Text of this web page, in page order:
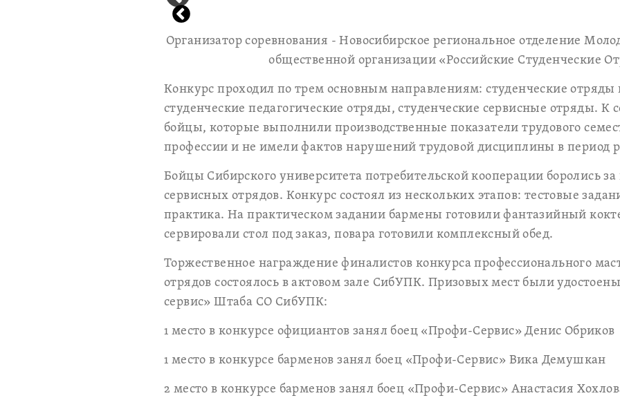
Организатор соревнования - Новосибирское региональное отделение
общественной организации «Российские Студенческие
Конкурс проходил по трем основным направлениям: студенческие отряды
студенческие педагогические отряды, студенческие сервисные отряды. К
бойцы, которые выполнили производственные показатели трудового
профессии и не имели фактов нарушений трудовой дисциплины в период
Бойцы Сибирского университета потребительской кооперации боролись за
сервисных отрядов. Конкурс состоял из нескольких этапов: тестовые
практика. На практическом задании бармены готовили фантазийный
сервировали стол под заказ, повара готовили комплексный обед.
Торжественное награждение финалистов конкурса профессионального
отрядов состоялось в актовом зале СибУПК. Призовых мест были
сервис» Штаба СО СибУПК:
1 место в конкурсе официантов занял боец «Профи-Сервис» Денис Обриков
1 место в конкурсе барменов занял боец «Профи-Сервис» Вика Демушкан
2 место в конкурсе барменов занял боец «Профи-Сервис» Анастасия